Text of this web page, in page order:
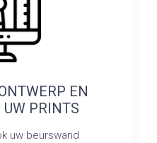
EN
UW PRINTS
uw beurswand